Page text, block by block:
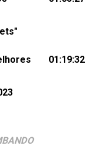
de
01:19:32